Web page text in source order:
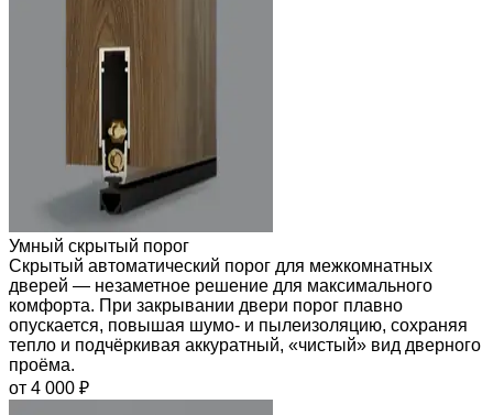
Умный скрытый порог
Скрытый автоматический порог для межкомнатных
дверей — незаметное решение для максимального
комфорта. При закрывании двери порог плавно
опускается, повышая шумо- и пылеизоляцию, сохраняя
тепло и подчёркивая аккуратный, «чистый» вид дверного
проёма.
от 4 000 ₽